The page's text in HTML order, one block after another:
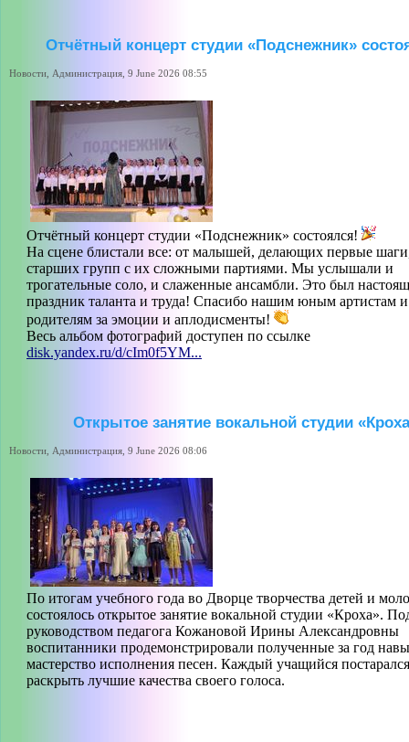
Отчётный концерт студии «Подснежник»
Новости, Администрация, 9 June 2026 08:55
Отчётный концерт студии «Подснежник» состоялся!
На сцене блистали все: от малышей, делающих первые
старших групп с их сложными партиями. Мы услышали и
трогательные соло, и слаженные ансамбли. Это был
праздник таланта и труда! Спасибо нашим юным артистам
родителям за эмоции и аплодисменты!
Весь альбом фотографий доступен по ссылке
disk.yandex.ru/d/cIm0f5YM...
Открытое занятие вокальной студии
Новости, Администрация, 9 June 2026 08:06
По итогам учебного года во Дворце творчества детей и
состоялось открытое занятие вокальной студии «Кроха».
руководством педагога Кожановой Ирины Александровны
воспитанники продемонстрировали полученные за год
мастерство исполнения песен. Каждый учащийся постарался
раскрыть лучшие качества своего голоса.